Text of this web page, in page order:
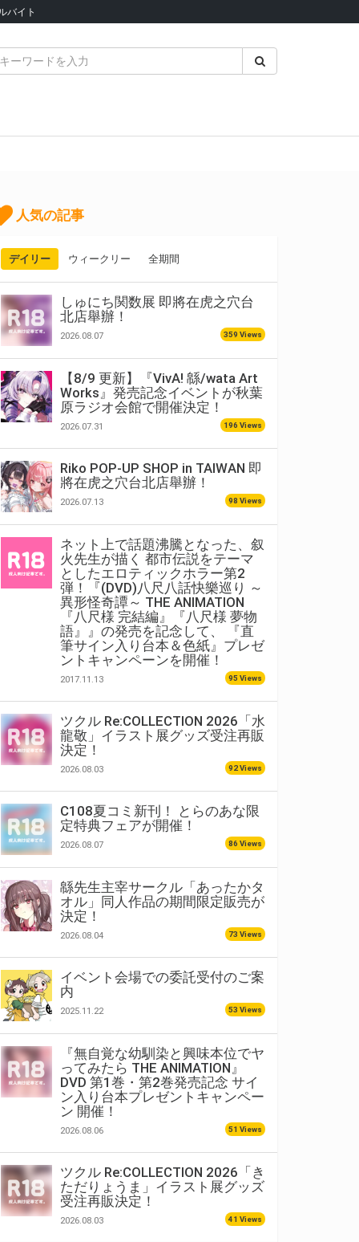
バイト
人気の記事
デイリー ウィークリー 全期間
しゅにち関数展 即將在虎之穴台
北店舉辦！
2026.08.07 359 Views
【8/9 更新】『VivA! 緜/wata Art
Works』発売記念イベントが秋葉
原ラジオ会館で開催決定！
2026.07.31 196 Views
Riko POP-UP SHOP in TAIWAN 即
將在虎之穴台北店舉辦！
2026.07.13 98 Views
ネット上で話題沸騰となった、叙
火先生が描く 都市伝説をテーマ
としたエロティックホラー第2
弾！『(DVD)八尺八話快樂巡り ～
異形怪奇譚～ THE ANIMATION
『八尺様 完結編』『八尺様 夢物
語』』の発売を記念して、 『直
筆サイン入り台本＆色紙』プレゼ
ントキャンペーンを開催！
2017.11.13 95 Views
ツクル Re:COLLECTION 2026「水
龍敬」イラスト展グッズ受注再販
決定！
2026.08.03 92 Views
C108夏コミ新刊！ とらのあな限
定特典フェアが開催！
2026.08.07 86 Views
緜先生主宰サークル「あったかタ
オル」同人作品の期間限定販売が
決定！
2026.08.04 73 Views
イベント会場での委託受付のご案
内
2025.11.22 53 Views
『無自覚な幼馴染と興味本位でヤ
ってみたら THE ANIMATION』
DVD 第1巻・第2巻発売記念 サイ
ン入り台本プレゼントキャンペー
ン 開催！
2026.08.06 51 Views
ツクル Re:COLLECTION 2026「き
ただりょうま」イラスト展グッズ
受注再販決定！
2026.08.03 41 Views